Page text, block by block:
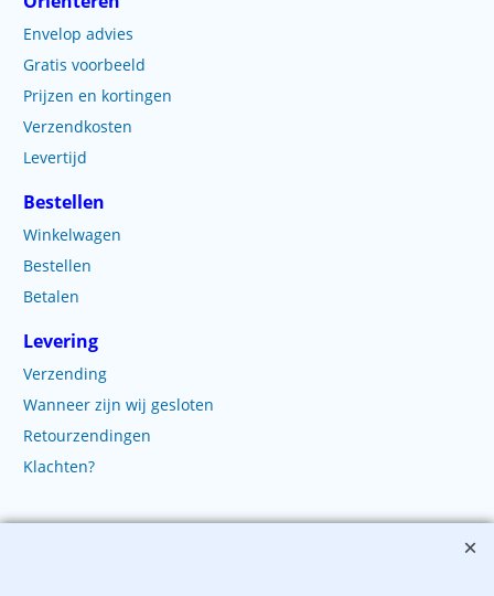
Envelop advies
Gratis voorbeeld
Prijzen en kortingen
Verzendkosten
Levertijd
Bestellen
Winkelwagen
Bestellen
Betalen
Levering
Verzending
Wanneer zijn wij gesloten
Retourzendingen
Klachten?